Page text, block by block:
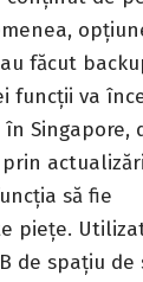
făcut
funcții va
Singapore,
să fie
piețe.
de spațiu de